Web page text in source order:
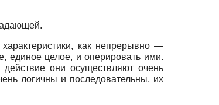
как непрерывно —
единое целое, и оперировать ими.
они осуществляют очень
логичны и последовательны, их